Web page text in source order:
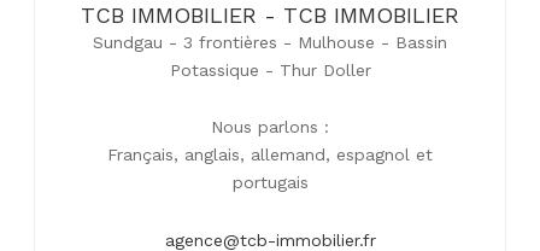
TCB IMMOBILIER - TCB IMMOBILIER
Sundgau - 3 frontières - Mulhouse - Bassin
Potassique - Thur Doller
Nous parlons :
Français, anglais, allemand, espagnol et
portugais
agence@tcb-immobilier.fr